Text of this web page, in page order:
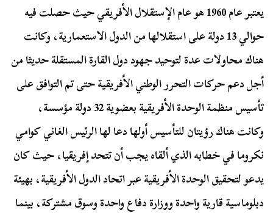
يعتبر عام 1960 هو عام الإستقلال الأفريقي حيث حصلت فيه
حوالي 13 دولة على استقلالها من الدول الاستعمارية، وكانت
هناك محاولات عدة لتوحيد جهود دول القارة المستقلة حديثا من
أجل دعم حركات التحرر الوطني الأفريقية حتى تم التوافق على
تأسيس منظمة الوحدة الأفريقية بعضوية 32 دولة مؤسسة،
وكانت هناك رؤيتان للتأسيس أولها دعا لها الرئيس الغاني كوامي
نكروما في خطابه الذي ألقاه يجب أن تتحد إفريقيا، حيث كان
يدعو لتحقيق الوحدة الأفريقية عبر اتحاد الدول الأفريقية، بهيئة
دبلوماسية قارية واحدة ووزارة دفاع واحدة وسوق مشتركة، بينما